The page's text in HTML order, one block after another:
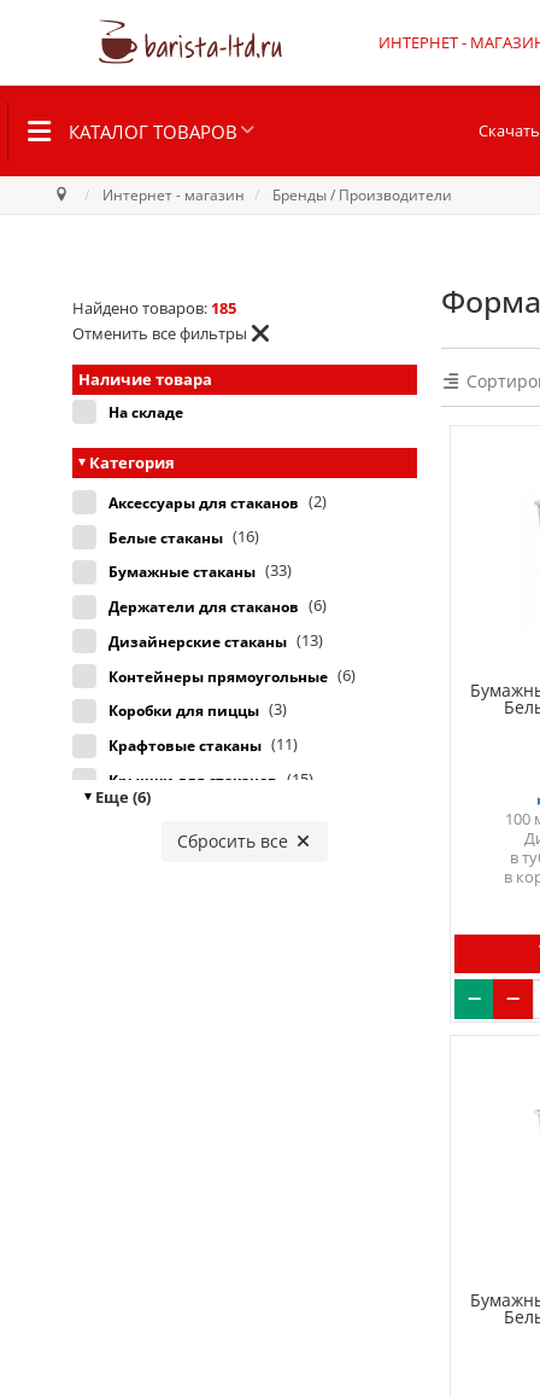
ИНТЕРНЕТ -
КАТАЛОГ ТОВАРОВ
Интернет - магазин
Бренды / Производители
100
в
в
Найдено товаров: 185
Отменить все фильтры
Наличие товара
На складе
Категория
Аксессуары для стаканов (2)
Белые стаканы (16)
Бумажные стаканы (33)
Держатели для стаканов (6)
Дизайнерские стаканы (13)
Контейнеры прямоугольные (6)
Коробки для пиццы (3)
Крафтовые стаканы (11)
Крышки для стаканов (15)
Одноразовые лотки (4)
Еще (6)
Сбросить все